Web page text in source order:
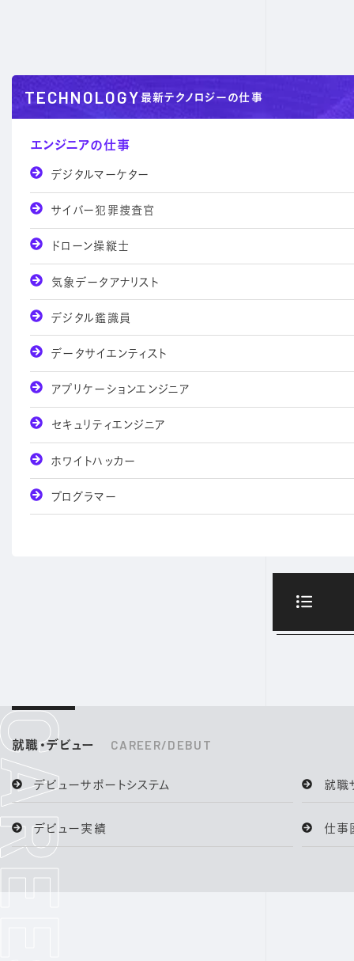
TECHNOLOGY最新テクノロジーの仕事
エンジニアの仕事
デジタルマーケター
サイバー犯罪捜査官
ドローン操縦士
気象データアナリスト
デジタル鑑識員
データサイエンティスト
アプリケーションエンジニア
セキュリティエンジニア
ホワイトハッカー
プログラマー
就職・デビュー CAREER/DEBUT
デビューサポートシステム 就職
デビュー実績 仕事